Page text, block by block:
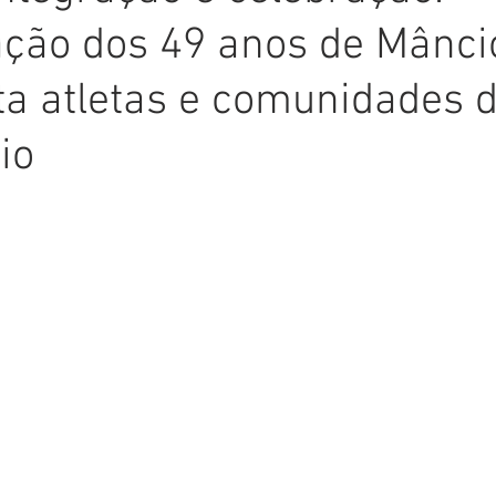
Comunicado Aniversário Defesa Civil Nota de
dos 49 anos de
atletas e comunidades